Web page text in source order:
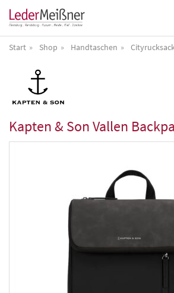
Start Shop Handtaschen
Kapten & SonVallen